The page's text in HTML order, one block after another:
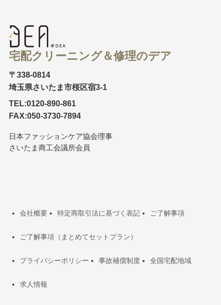
宅配クリーニング＆修理のデア
〒338-0814
埼玉県さいたま市桜区宿3-1
TEL:0120-890-861
FAX:050-3730-7894
日本ファッションケア協会理事
さいたま商工会議所会員
会社概要 特定商取引法に基づく表記 ご了解事項
ご了解事項（まとめてセットプラン）
プライバシーポリシー 事故補償制度 全国宅配地域
求人情報